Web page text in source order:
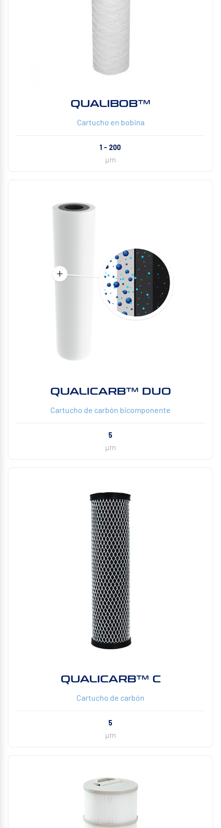
QUALIBOB™
Cartucho en bobina
1 - 200
µm
QUALICARB™ DUO
Cartucho de carbón bicomponente
5
µm
QUALICARB™ C
Cartucho de carbón
5
µm